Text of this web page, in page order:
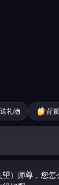
礼物 背
望）师尊，您